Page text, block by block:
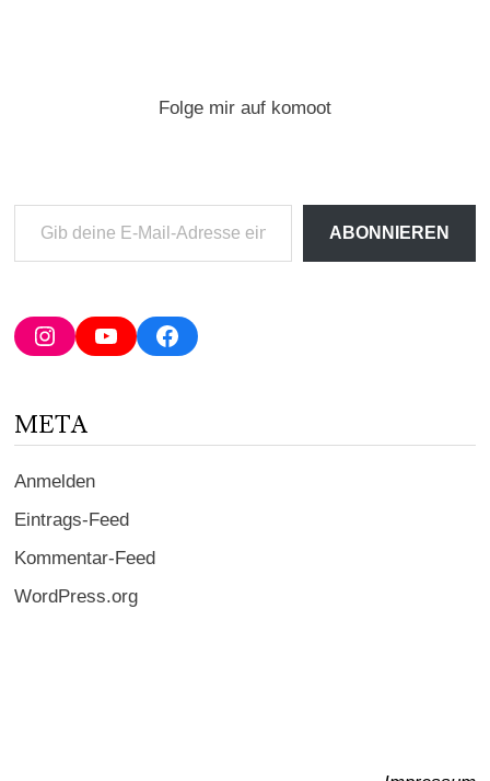
Folge mir auf komoot
deine
Adresse
ein ...
ABONNIEREN
InstagramYouTubeFacebook
META
Anmelden
Eintrags-Feed
Kommentar-Feed
WordPress.org